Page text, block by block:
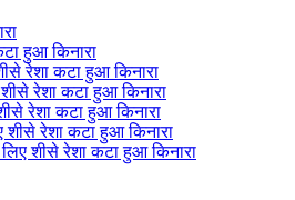
हुआ किनारा
रेशा कटा हुआ किनारा
रेशा कटा हुआ किनारा
रेशा कटा हुआ किनारा
रेशा कटा हुआ किनारा
शीसे रेशा कटा हुआ किनारा